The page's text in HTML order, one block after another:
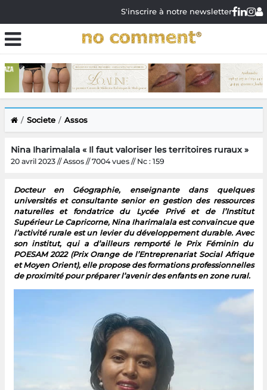
S'inscrire à notre newsletter
Societe Assos
Nina Iharimalala « Il faut valoriser les territoires ruraux »
20 avril 2023 // Assos // 7004 vues // Nc : 159
Docteur en Géographie, enseignante dans quelques
universités et consultante senior en gestion des ressources
naturelles et fondatrice du Lycée Privé et de l’Institut
Supérieur Le Capricorne, Nina Iharimalala est convaincue que
l’activité rurale est un levier du développement durable. Avec
son institut, qui a d’ailleurs remporté le Prix Féminin du
POESAM 2022 (Prix Orange de l’Entreprenariat Social Afrique
et Moyen Orient), elle propose des formations professionnelles
de proximité pour préparer l’avenir des enfants en zone rural.